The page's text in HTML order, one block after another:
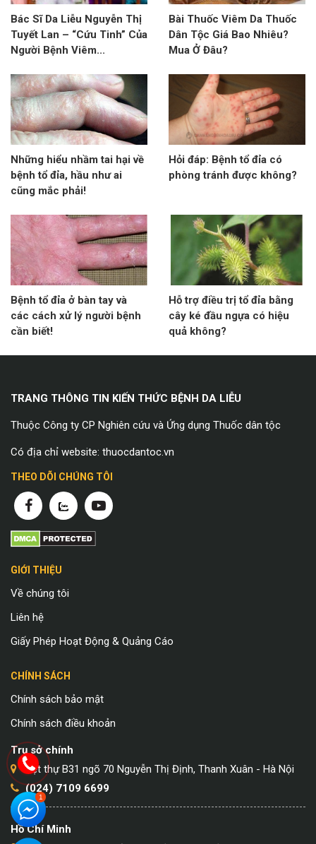
Bác Sĩ Da Liễu Nguyễn Thị
Tuyết Lan – “Cứu Tinh” Của
Người Bệnh Viêm...
Bài Thuốc Viêm Da Thuốc
Dân Tộc Giá Bao Nhiêu?
Mua Ở Đâu?
Những hiểu nhầm tai hại về
bệnh tổ đỉa, hầu như ai
cũng mắc phải!
Hỏi đáp: Bệnh tổ đỉa có
phòng tránh được không?
Bệnh tổ đỉa ở bàn tay và
các cách xử lý người bệnh
cần biết!
Hỗ trợ điều trị tổ đỉa bằng
cây ké đầu ngựa có hiệu
quả không?
TRANG THÔNG TIN KIẾN THỨC BỆNH DA LIỄU
Thuộc Công ty CP Nghiên cứu và Ứng dụng Thuốc dân tộc
Có địa chỉ website: thuocdantoc.vn
THEO DÕI CHÚNG TÔI
GIỚI THIỆU
Về chúng tôi
Liên hệ
Giấy Phép Hoạt Động & Quảng Cáo
CHÍNH SÁCH
Chính sách bảo mật
Chính sách điều khoản
Trụ sở chính
Biệt thự B31 ngõ 70 Nguyễn Thị Định, Thanh Xuân - Hà Nội
(024) 7109 6699
Hồ Chí Minh